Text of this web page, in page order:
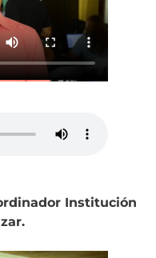
Institución